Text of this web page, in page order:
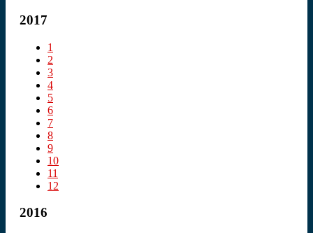
2017
1
2
3
4
5
6
7
8
9
10
11
12
2016